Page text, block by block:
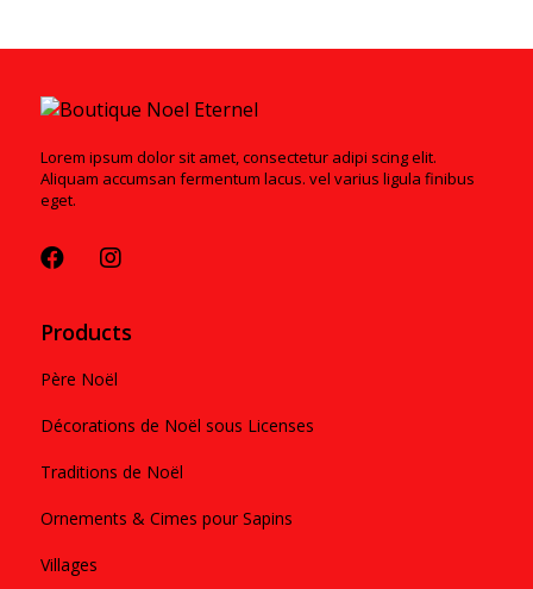
Lorem ipsum dolor sit amet, consectetur adipi scing elit.
Aliquam accumsan fermentum lacus. vel varius ligula finibus
eget.
Products
Père Noël
Décorations de Noël sous Licenses
Traditions de Noël
Ornements & Cimes pour Sapins
Villages